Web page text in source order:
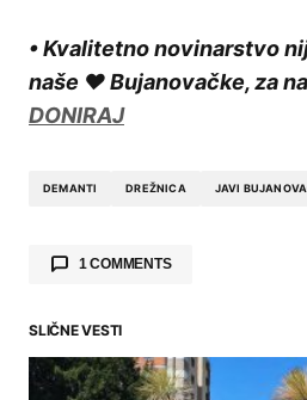
• Kvalitetno novinarstvo
naše ❤️ Bujanovačke, za
DONIRAJ
DEMANTI DREŽNICA JAVI
1 COMMENTS
upravu nemoze neko da
SLIČNE VESTI